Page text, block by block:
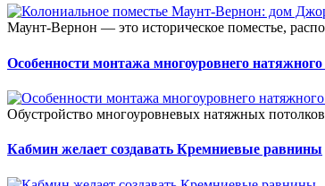
Маунт-Вернон — это историческое поместье,
Особенности монтажа многоуровнего натяжного
Обустройство многоуровневых натяжных
Кабмин желает создавать Кремниевые равнины